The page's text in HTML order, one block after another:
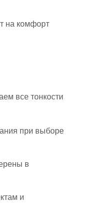
на комфорт
все тонкости
при выборе
в
и